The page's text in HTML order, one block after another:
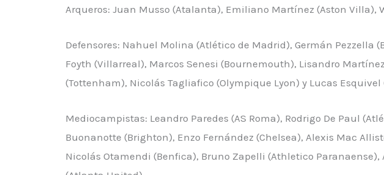
Arqueros: Juan Musso (Atalanta), Emiliano Martínez (Aston Villa),
Defensores: Nahuel Molina (Atlético de Madrid), Germán Pezzella
Foyth (Villarreal), Marcos Senesi (Bournemouth), Lisandro
(Tottenham), Nicolás Tagliafico (Olympique Lyon) y Lucas
Mediocampistas: Leandro Paredes (AS Roma), Rodrigo De Paul
Buonanotte (Brighton), Enzo Fernández (Chelsea), Alexis Mac
Nicolás Otamendi (Benfica), Bruno Zapelli (Athletico Paranaense),